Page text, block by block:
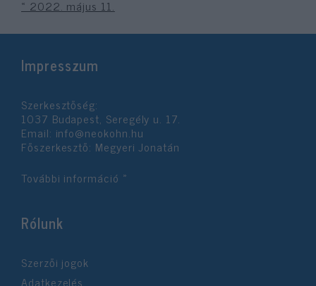
« 2022. május 11.
Impresszum
Szerkesztőség:
1037 Budapest, Seregély u. 17.
Email: info@neokohn.hu
Főszerkesztő: Megyeri Jonatán
További információ »
Rólunk
Szerzői jogok
Adatkezelés